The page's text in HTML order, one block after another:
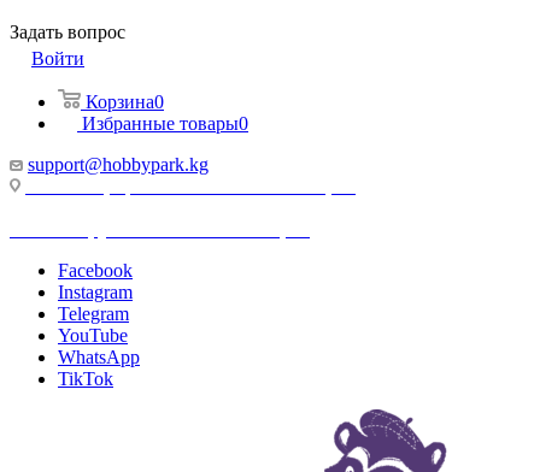
Задать вопрос
Войти
Корзина0
Избранные товары0
support@hobbypark.kg
Facebook
Instagram
Telegram
YouTube
WhatsApp
TikTok